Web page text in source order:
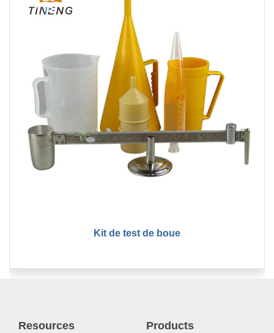
Kit de test de boue
Resources Products